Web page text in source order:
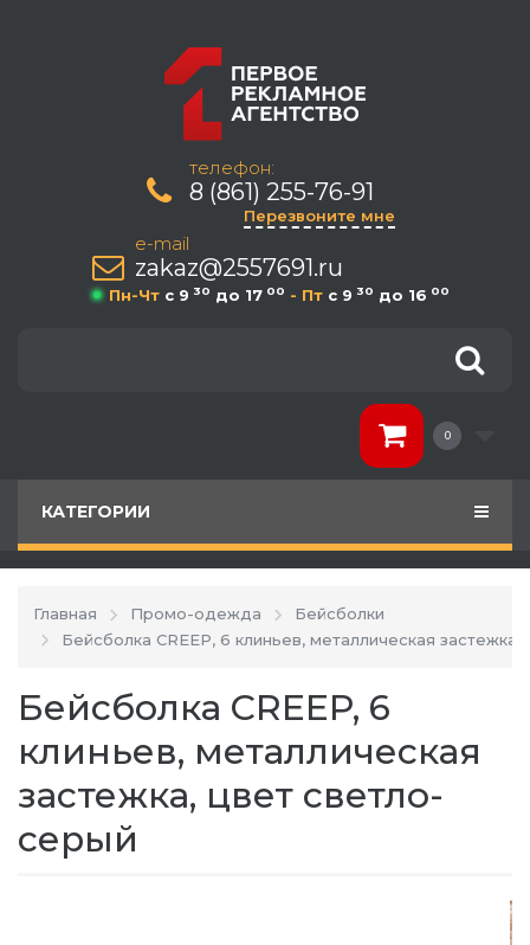
телефон:
8 (861) 255-76-91
Перезвоните мне
e-mail
zakaz@2557691.ru
Пн-Чт c 9 30 до 17 00 - Пт c 9 30 до 16 00
0
КАТЕГОРИИ
Главная Промо-одежда
Бейсболки
Бейсболка CREEP, 6 клиньев, металлическая застежка
Бейсболка CREEP, 6
клиньев, металлическая
застежка, цвет светло-
серый